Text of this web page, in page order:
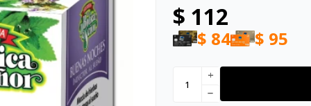
$ 112
$ 84 $ 95
add
remove